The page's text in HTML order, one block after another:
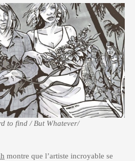
to find / But Whatever/
montre que l’artiste incroyable se